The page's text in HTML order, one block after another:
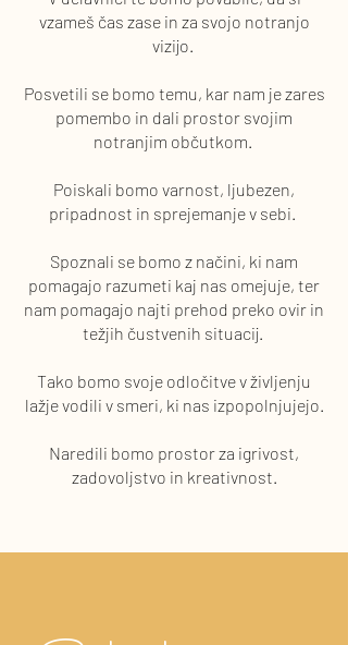
vzameš čas zase in za svojo notranjo
vizijo.
Posvetili se bomo temu, kar nam je zares
pomembo in dali prostor svojim
notranjim občutkom.
Poiskali bomo varnost, ljubezen,
pripadnost in sprejemanje v sebi.
Spoznali se bomo z načini, ki nam
pomagajo razumeti kaj nas omejuje, ter
nam pomagajo najti prehod preko ovir in
težjih čustvenih situacij.
Tako bomo svoje odločitve v življenju
lažje vodili v smeri, ki nas izpopolnjujejo.
Naredili bomo prostor za igrivost,
zadovoljstvo in kreativnost.